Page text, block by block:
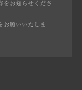
をお知らせくださ
お願いいたしま